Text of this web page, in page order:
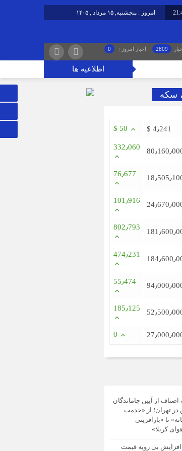
امروز : پنجشنبه, ۱۵ مرداد , ۱۴۰۵
2809 اخبار امروز : 0
اطلاعیه ها
سکه
$ 4٫241 $ 50
332٫060
76٫677
101٫916
802٫793
474٫231
55٫474
185٫125
0
اصناف از آیین جاماندگان
در تهران؛ از «خدمت
تا «بازآفرینی
کربلا»
بی رویه قیمت